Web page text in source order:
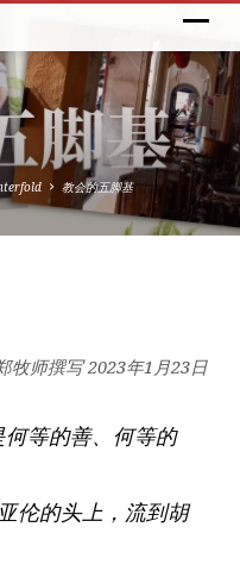
教会的五脚基
牧师撰写 2023年1月23日
等的善、何等的
伦的头上，流到胡